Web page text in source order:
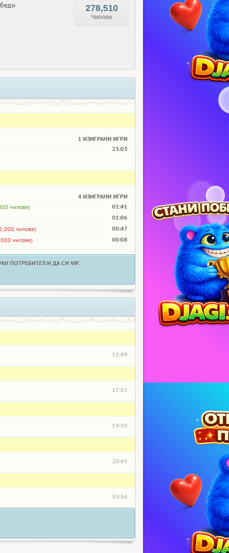
278,510
Чипове
1 ИЗИГРАНИ ИГРИ
23:03
4 ИЗИГРАНИ ИГРИ
чипове) 01:41
01:06
чипове) 00:47
чипове) 00:08
ПОТРЕБИТЕЛ И ДА СИ VIP.
11:49
17:15
19:30
20:45
19:36